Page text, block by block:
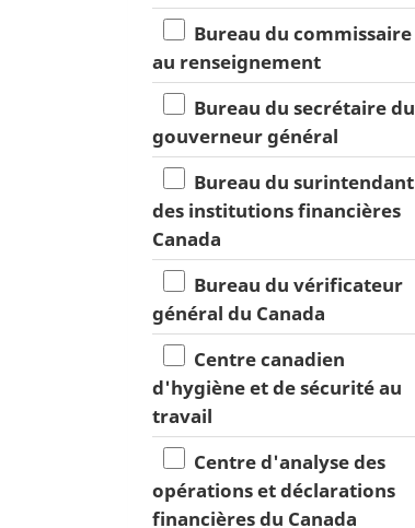
Bureau du commissaire
au renseignement
Bureau du secrétaire du
gouverneur général
Bureau du surintendant
des institutions financières
Canada
Bureau du vérificateur
général du Canada
Centre canadien
d'hygiène et de sécurité au
travail
Centre d'analyse des
opérations et déclarations
financières du Canada